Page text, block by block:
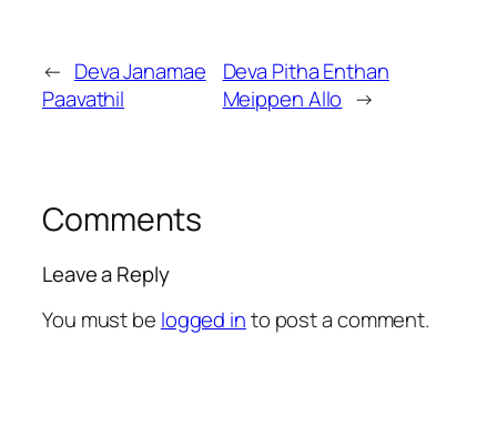
← Deva Janamae
Paavathil
Deva Pitha Enthan
Meippen Allo →
Comments
Leave a Reply
You must be logged into post a comment.